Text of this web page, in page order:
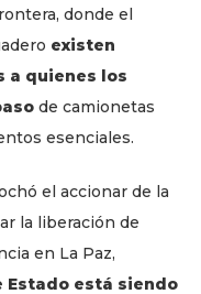
donde el
existen
a quienes los
de camionetas
esenciales.
el accionar de la
la liberación de
en La Paz,
Estado está siendo